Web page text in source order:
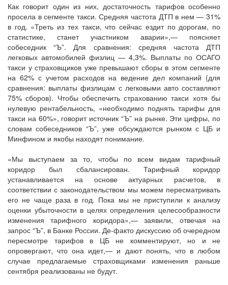
Как говорит один из них, достаточность тарифов особенно
просела в сегменте такси. Средняя частота ДТП в нем — 31%
в год. «Треть из тех такси, что сейчас ездит по дорогам, по
статистике, станет участником аварии»,— поясняет
собеседник “Ъ”. Для сравнения: средняя частота ДТП
легковых автомобилей физлиц — 4,3%. Выплаты по ОСАГО
такси у страховщиков уже превышают сборы в этом сегменте
на 62% с учетом расходов на ведение дел компаний (для
сравнения: выплаты физлицам с легковыми авто составляют
75% сборов). Чтобы обеспечить страхованию такси хотя бы
нулевую рентабельность, «необходимо поднять тарифы для
такси на 60%», говорит источник “Ъ” на рынке. Эти цифры, по
словам собеседников “Ъ”, уже обсуждаются рынком с ЦБ и
Минфином и якобы находят понимание.
«Мы выступаем за то, чтобы по всем видам тарифный
коридор был сбалансирован. Тарифный коридор
устанавливается на основе актуарных расчетов, в
соответствии с законодательством мы можем пересматривать
его не чаще раза в год. Пока мы не приступили к анализу
оценки убыточности в целях определения целесообразности
изменения тарифного коридора»,— заявили, отвечая на
запрос “Ъ”, в Банке России. Де-факто дискуссию об очередном
пересмотре тарифов в ЦБ не комментируют, но и не
опровергают, что она идет,— и дают понять, что в любом
случае предлагаемые страховщиками изменения раньше
сентября реализованы не будут.